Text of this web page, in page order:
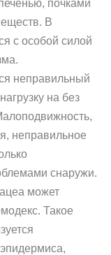
почками
В
с особой силой
неправильный
на без
неправильное
снаружи.
может
Такое